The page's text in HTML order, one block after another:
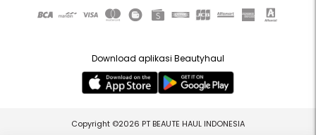
Download aplikasi Beautyhaul
Copyright ©2026 PT BEAUTE HAUL INDONESIA